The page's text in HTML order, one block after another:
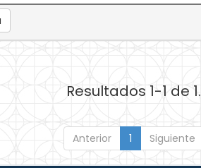
Resultados 1-1 de 1.
Anterior 1 Siguiente